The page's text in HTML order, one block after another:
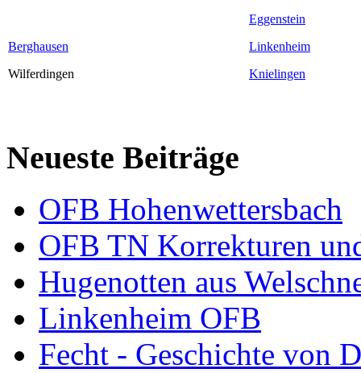
Berghausen
Wilferdingen
Eggenstein
Linkenheim
Knielingen
Neueste Beiträge
OFB Hohenwettersbach
OFB TN Korrekturen
Hugenotten aus
Linkenheim OFB
Fecht - Geschichte von